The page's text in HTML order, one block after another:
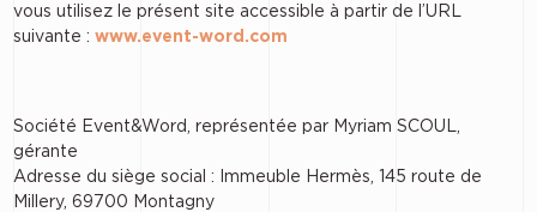
vous utilisez le présent site accessible à partir de l’URL
suivante :www.event-word.com
Société Event&Word, représentée par Myriam SCOUL,
gérante
Adresse du siège social : Immeuble Hermès, 145 route de
Millery, 69700 Montagny